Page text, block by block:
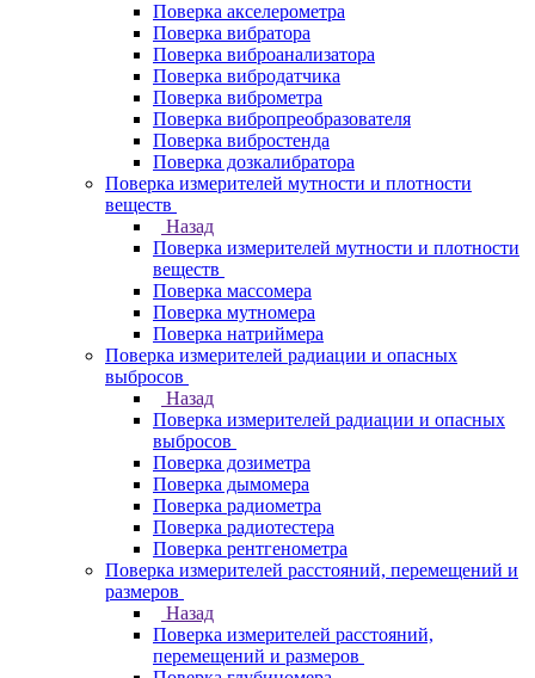
Поверка акселерометра
Поверка вибратора
Поверка виброанализатора
Поверка вибродатчика
Поверка виброметра
Поверка вибропреобразователя
Поверка вибростенда
Поверка дозкалибратора
Поверка измерителей мутности и плотности
веществ
Назад
Поверка измерителей мутности и плотности
веществ
Поверка массомера
Поверка мутномера
Поверка натриймера
Поверка измерителей радиации и опасных
выбросов
Назад
Поверка измерителей радиации и опасных
выбросов
Поверка дозиметра
Поверка дымомера
Поверка радиометра
Поверка радиотестера
Поверка рентгенометра
Поверка измерителей расстояний, перемещений и
размеров
Назад
Поверка измерителей расстояний,
перемещений и размеров